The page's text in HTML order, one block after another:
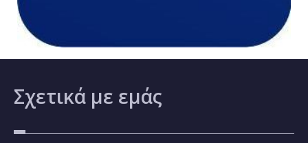
Σχετικά με εμάς